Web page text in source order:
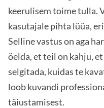
keerulisem toime tulla.
kasutajale pihta lüüa,
Selline vastus on aga
öelda, et teil on kahju,
selgitada, kuidas te
loob kuvandi
täiustamisest.